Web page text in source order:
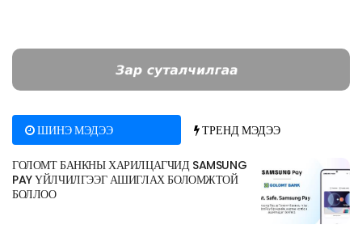
ШИНЭ МЭДЭЭ ТРЕНД МЭДЭЭ
ГОЛОМТ БАНКНЫ ХАРИЛЦАГЧИД SAMSUNG
PAY ҮЙЛЧИЛГЭЭГ АШИГЛАХ БОЛОМЖТОЙ
БОЛЛОО